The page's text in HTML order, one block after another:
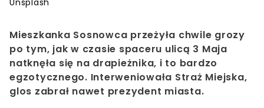
Unsplash
Mieszkanka Sosnowca przeżyła chwile grozy
po tym, jak w czasie spaceru ulicą 3 Maja
natknęła się na drapieżnika, i to bardzo
egzotycznego. Interweniowała Straż Miejska,
glos zabrał nawet prezydent miasta.